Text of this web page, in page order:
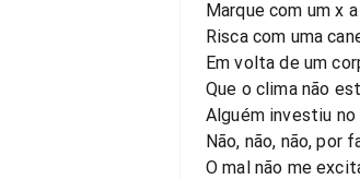
Marque com um x
Risca com uma
Em volta de um
Que o clima não
Alguém investiu no
Não, não, não, por
O mal não me